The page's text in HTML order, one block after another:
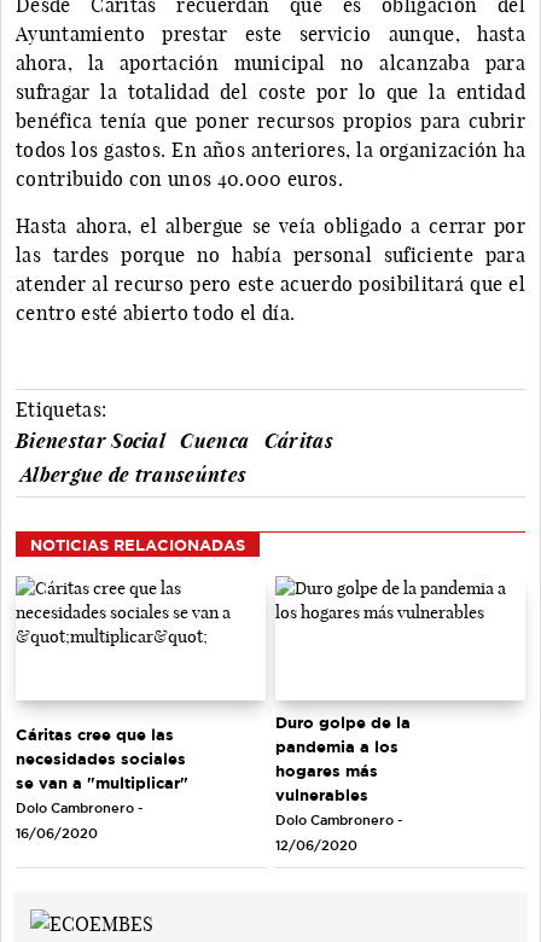
Ayuntamiento prestar este servicio aunque, hasta
ahora, la aportación municipal no alcanzaba para
sufragar la totalidad del coste por lo que la entidad
benéfica tenía que poner recursos propios para cubrir
todos los gastos. En años anteriores, la organización ha
contribuido con unos 40.000 euros.
Hasta ahora, el albergue se veía obligado a cerrar por
las tardes porque no había personal suficiente para
atender al recurso pero este acuerdo posibilitará que el
centro esté abierto todo el día.
Etiquetas:
Bienestar Social
Cuenca
Cáritas
Albergue de transeúntes
NOTICIAS RELACIONADAS
Cáritas cree que las
necesidades sociales
se van a "multiplicar"
Dolo Cambronero -
16/06/2020
Duro golpe de la
pandemia a los
hogares más
vulnerables
Dolo Cambronero -
12/06/2020